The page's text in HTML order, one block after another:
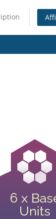
6 x
Units